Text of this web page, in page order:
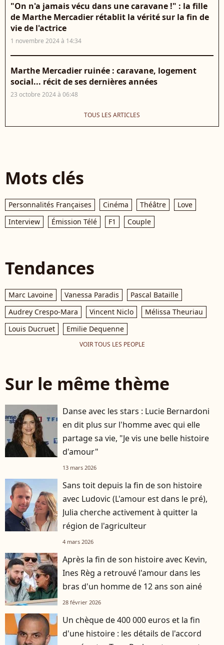
"On n'a jamais vécu dans une caravane !" : la fille
de Marthe Mercadier rétablit la vérité sur la fin de
vie de l'actrice
1 novembre 2024 à 14:34
Marthe Mercadier ruinée : caravane, logement
social... récit de ses dernières années
23 octobre 2024 à 06:48
TOUS LES ARTICLES
Mots clés
Personnalités Françaises Cinéma Théâtre
Love
Interview
Émission Télé F1 Couple
Tendances
Marc Lavoine Vanessa Paradis
Pascal Bataille
Audrey Crespo-Mara
Vincent Niclo
Mélissa Theuriau
Louis Ducruet
Emilie Dequenne
VOIR TOUS LES PEOPLE
Sur le même thème
Danse avec les stars : Lucie Bernardoni
en dit plus sur l'homme avec qui elle
partage sa vie, "Je vis une belle histoire
d'amour"
13 mars 2026
Sans toit depuis la fin de son histoire
avec Ludovic (L'amour est dans le pré),
Julia cherche activement à quitter la
région de l'agriculteur
4 mars 2026
Après la fin de son histoire avec Kevin,
Ines Règ a retrouvé l'amour dans les
bras d'un homme de 12 ans son ainé
28 février 2026
Un chèque de 400 000 euros et la fin
d'une histoire : les détails de l'accord